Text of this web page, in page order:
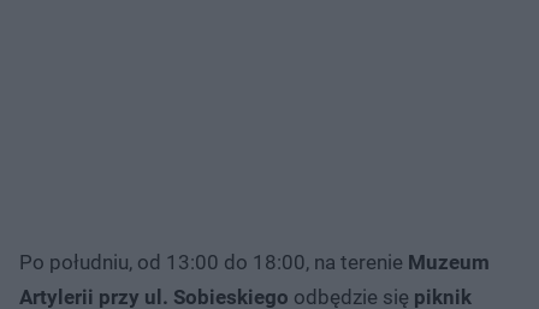
Po południu, od 13:00 do 18:00, na terenie Muzeum
Artylerii przy ul. Sobieskiego odbędzie się piknik